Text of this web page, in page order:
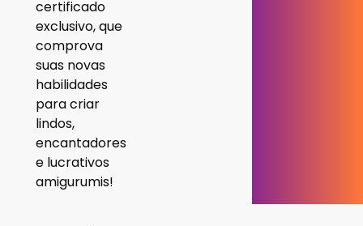
certificado
exclusivo, que
comprova
suas novas
habilidades
para criar
lindos,
encantadores
e lucrativos
amigurumis!